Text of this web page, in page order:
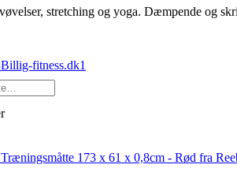
stretching og yoga. Dæmpende og
Billig-fitness.dk1